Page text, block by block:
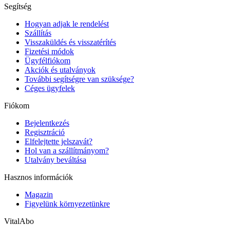
Segítség
Hogyan adjak le rendelést
Szállítás
Visszaküldés és visszatérítés
Fizetési módok
Ügyfélfiókom
Akciók és utalványok
További segítségre van szüksége?
Céges ügyfelek
Fiókom
Bejelentkezés
Regisztráció
Elfelejtette jelszavát?
Hol van a szállítmányom?
Utalvány beváltása
Hasznos információk
Magazin
Figyelünk környezetünkre
VitalAbo